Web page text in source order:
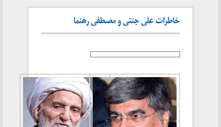
خاطرات علی جنتی و مصطفی رهنما